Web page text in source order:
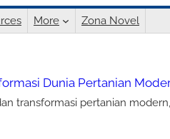
More Zona Novel
Dunia Pertanian
transformasi pertanian